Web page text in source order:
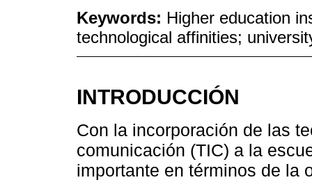
Keywords: Higher education
technological affinities;
INTRODUCCIÓN
Con la incorporación de las
comunicación (TIC) a la
importante en términos de la